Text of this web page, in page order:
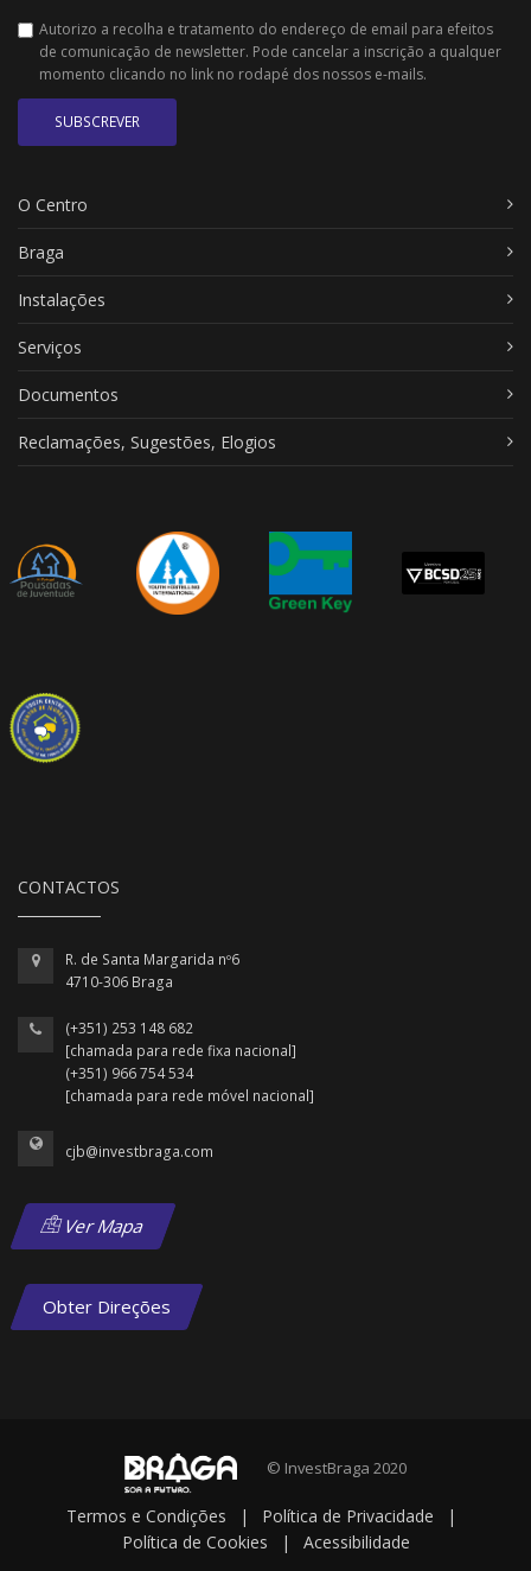
Autorizo a recolha e tratamento do endereço de email para efeitos
de comunicação de newsletter. Pode cancelar a inscrição a qualquer
momento clicando no link no rodapé dos nossos e-mails.
SUBSCREVER
O Centro
Braga
Instalações
Serviços
Documentos
Reclamações, Sugestões, Elogios
CONTACTOS
R. de Santa Margarida nº6
4710-306 Braga
(+351) 253 148 682
[chamada para rede fixa nacional]
(+351) 966 754 534
[chamada para rede móvel nacional]
cjb@investbraga.com
Ver Mapa
Obter Direções
© InvestBraga 2020
Termos e Condições | Política de Privacidade
|
Política de Cookies
| Acessibilidade